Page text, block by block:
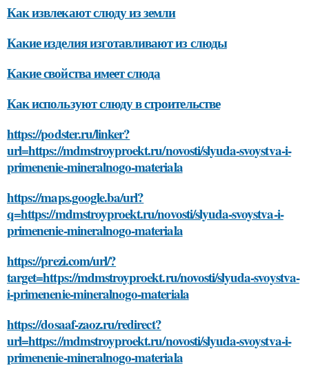
Как извлекают слюду из земли
Какие изделия изготавливают из слюды
Какие свойства имеет слюда
Как используют слюду в строительстве
https://podster.ru/linker?
url=https://mdmstroyproekt.ru/novosti/slyuda-svoystva-i-
primenenie-mineralnogo-materiala
https://maps.google.ba/url?
q=https://mdmstroyproekt.ru/novosti/slyuda-svoystva-i-
primenenie-mineralnogo-materiala
https://prezi.com/url/?
target=https://mdmstroyproekt.ru/novosti/slyuda-svoystva-
i-primenenie-mineralnogo-materiala
https://dosaaf-zaoz.ru/redirect?
url=https://mdmstroyproekt.ru/novosti/slyuda-svoystva-i-
primenenie-mineralnogo-materiala